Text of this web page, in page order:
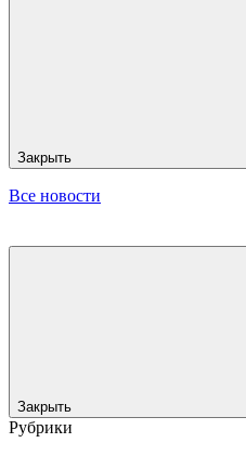
Закрыть
Все новости
Закрыть
Рубрики